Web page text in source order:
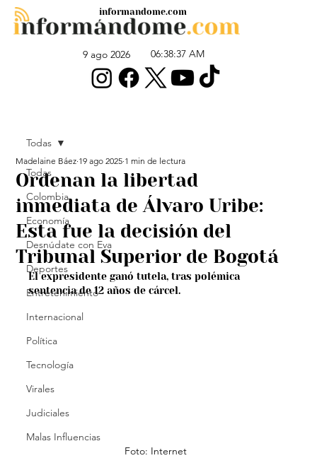
9 ago 2026 06:38:37 AM
informandome.com
Todas
Colombia
Economía
Desnúdate con Eva
Deportes
Entretenimiento
Internacional
Política
Tecnología
Virales
Judiciales
Malas Influencias
Todas
Ordenan la libertad
inmediata de Álvaro Uribe:
Esta fue la decisión del
Tribunal Superior de Bogotá
Madelaine Báez 19 ago 2025 1 min de lectura
El expresidente ganó tutela, tras polémica
sentencia de 12 años de cárcel.
Foto: Internet